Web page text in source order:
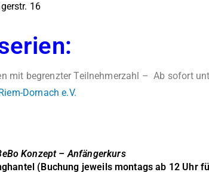
16
mit begrenzter Teilnehmerzahl – Ab sofort
Dornach e.V.
Konzept – Anfängerkurs
(Buchung jeweils montags ab 12 Uhr